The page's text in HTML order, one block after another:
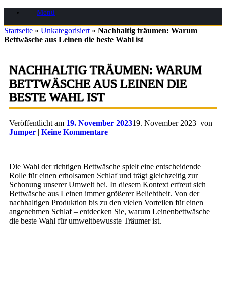
Zum
springen
Menü
Startseite » Unkategorisiert » Nachhaltig träumen: Warum
Bettwäsche aus Leinen die beste Wahl ist
NACHHALTIG TRÄUMEN: WARUM
BETTWÄSCHE AUS LEINEN DIE
BESTE WAHL IST
Veröffentlicht am 19. November 202319. November 2023 von
Jumper | Keine Kommentare
Die Wahl der richtigen Bettwäsche spielt eine entscheidende
Rolle für einen erholsamen Schlaf und trägt gleichzeitig zur
Schonung unserer Umwelt bei. In diesem Kontext erfreut sich
Bettwäsche aus Leinen immer größerer Beliebtheit. Von der
nachhaltigen Produktion bis zu den vielen Vorteilen für einen
angenehmen Schlaf – entdecken Sie, warum Leinenbettwäsche
die beste Wahl für umweltbewusste Träumer ist.